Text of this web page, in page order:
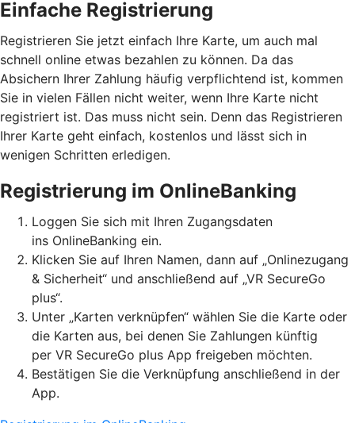
Einfache Registrierung
Registrieren Sie jetzt einfach Ihre Karte, um auch mal
schnell online etwas bezahlen zu können. Da das
Absichern Ihrer Zahlung häufig verpflichtend ist, kommen
Sie in vielen Fällen nicht weiter, wenn Ihre Karte nicht
registriert ist. Das muss nicht sein. Denn das Registrieren
Ihrer Karte geht einfach, kostenlos und lässt sich in
wenigen Schritten erledigen.
Registrierung im OnlineBanking
Loggen Sie sich mit Ihren Zugangsdaten
ins OnlineBanking ein.
Klicken Sie auf Ihren Namen, dann auf „Onlinezugang
& Sicherheit“ und anschließend auf „VR SecureGo
plus“.
Unter „Karten verknüpfen“ wählen Sie die Karte oder
die Karten aus, bei denen Sie Zahlungen künftig
per VR SecureGo plus App freigeben möchten.
Bestätigen Sie die Verknüpfung anschließend in der
App.